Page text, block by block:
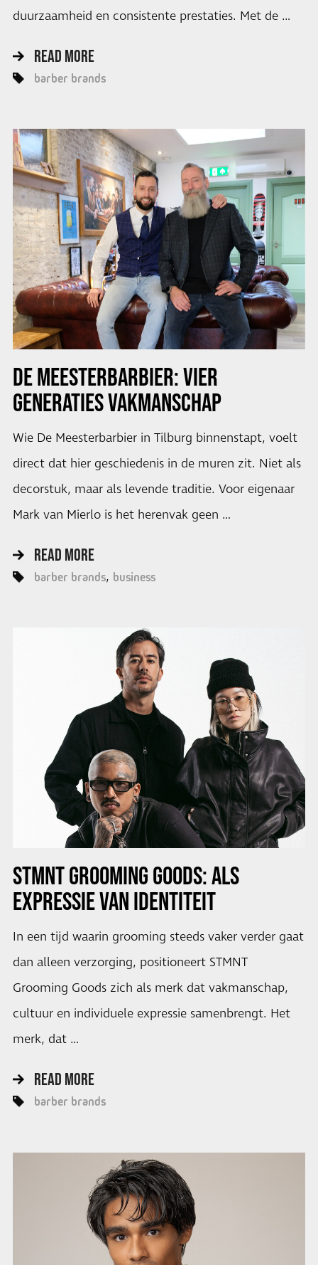
duurzaamheid en consistente prestaties. Met de …
READ MORE
barber brands
DE MEESTERBARBIER: VIER
GENERATIES VAKMANSCHAP
Wie De Meesterbarbier in Tilburg binnenstapt, voelt
direct dat hier geschiedenis in de muren zit. Niet als
decorstuk, maar als levende traditie. Voor eigenaar
Mark van Mierlo is het herenvak geen …
READ MORE
barber brands business
STMNT GROOMING GOODS: ALS
EXPRESSIE VAN IDENTITEIT
In een tijd waarin grooming steeds vaker verder gaat
dan alleen verzorging, positioneert STMNT
Grooming Goods zich als merk dat vakmanschap,
cultuur en individuele expressie samenbrengt. Het
merk, dat …
READ MORE
barber brands